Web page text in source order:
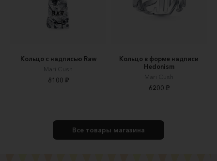
Кольцо с надписью Raw
Mari Cush
8100 ₽
Кольцо в форме надписи
Hedonism
Mari Cush
6200 ₽
Все товары магазина